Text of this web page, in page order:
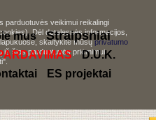
parduotuvės veikimui reikalingi
Dėl detalesnės informacijos,
skaitykite mūsųprivatumo
iš šios parduotuvės priėmimui,
mus Straipsniai
D.U.K.
ES projektai